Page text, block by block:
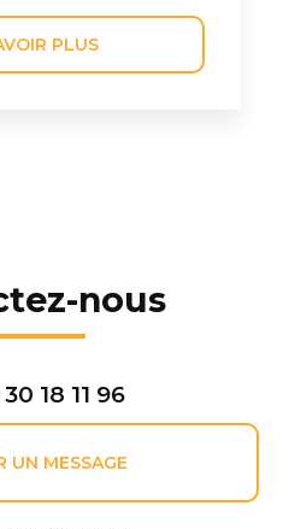
PLUS
nous
30 18 11 96
UN MESSAGE